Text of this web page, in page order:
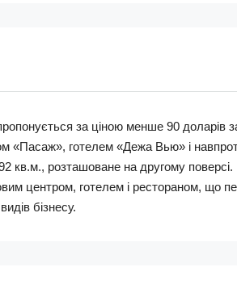
за ціною менше 90 доларів
«Пасаж», готелем «Дежа Вью» і
кв.м., розташоване на другому
центром, готелем і рестораном, що
бізнесу.